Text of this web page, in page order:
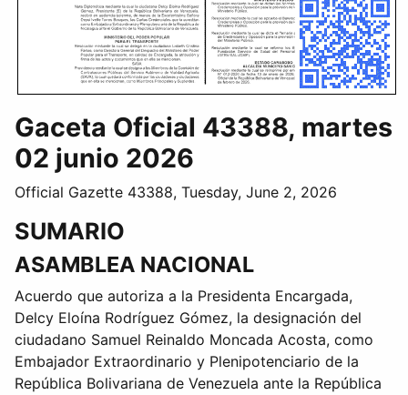
Gaceta Oficial 43388, martes
02 junio 2026
Official Gazette 43388, Tuesday, June 2, 2026
SUMARIO
ASAMBLEA NACIONAL
Acuerdo que autoriza a la Presidenta Encargada,
Delcy Eloína Rodríguez Gómez, la designación del
ciudadano Samuel Reinaldo Moncada Acosta, como
Embajador Extraordinario y Plenipotenciario de la
República Bolivariana de Venezuela ante la República